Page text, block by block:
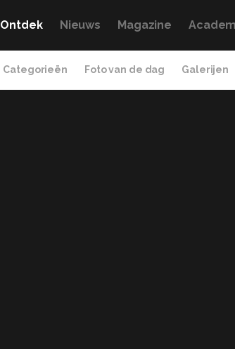
Ontdek Nieuws Magazine
Categorieën Foto van de dag Galerijen